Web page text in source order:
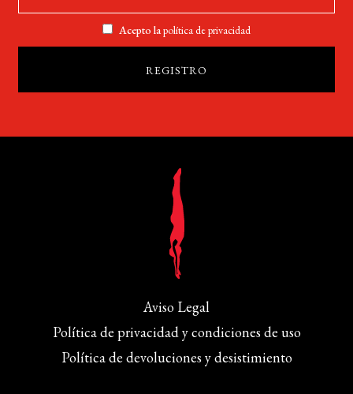
Acepto lapolítica de privacidad
Aviso Legal
Política de privacidad y condiciones de uso
Política de devoluciones y desistimiento